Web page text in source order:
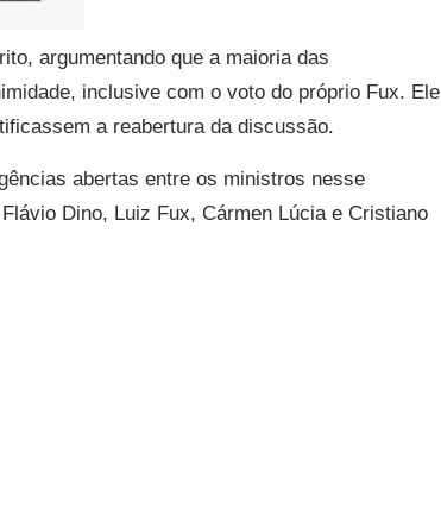
argumentando que a maioria das
inclusive com o voto do próprio Fux. Ele
a reabertura da discussão.
abertas entre os ministros nesse
Dino, Luiz Fux, Cármen Lúcia e Cristiano